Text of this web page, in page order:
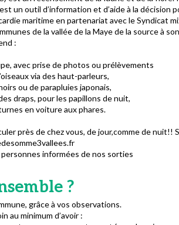
un outil d’information et d’aide à la décision
maritime en partenariat avec le Syndicat
de la vallée de la Maye de la source à
:
avec prise de photos ou prélèvements
via des haut-parleurs,
ou de parapluies japonais,
draps, pour les papillons de nuit,
en voiture aux phares.
près de chez vous, de jour,comme de
informées de nos sorties
?
grâce à vos observations.
au minimum d’avoir :